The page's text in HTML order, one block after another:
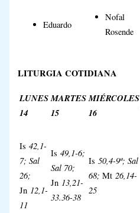
Eduardo
Nofal
Rosende
LITURGIA COTIDIANA
LUNES
14
MARTES
15
MIÉRCOLES
16
Is 42,1-
7; Sal
26;
Jn 12,1-
11
Is 49,1-6;
Sal 70;
Jn 13,21-
33.36-38
Is 50,4-9ª; Sal
68;Mt 26,14-
25